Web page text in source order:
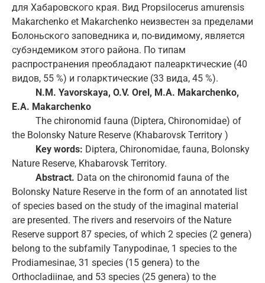
для Хабаровского края. Вид Propsilocerus amurensis
Makarchenko et Makarchenko неизвестен за пределами
Болоньского заповедника и, по-видимому, является
субэндемиком этого района. По типам
распространения преобладают палеарктические (40
видов, 55 %) и голарктические (33 вида, 45 %).
N.M. Yavorskaya, O.V. Orel, M.A. Makarchenko,
E.A. Makarchenko
The chironomid fauna (Diptera, Chironomidae) of
the Bolonsky Nature Reserve (Khabarovsk Territory )
Key words: Diptera, Chironomidae, fauna, Bolonsky
Nature Reserve, Khabarovsk Territory.
Abstract. Data on the chironomid fauna of the
Bolonsky Nature Reserve in the form of an annotated list
of species based on the study of the imaginal material
are presented. The rivers and reservoirs of the Nature
Reserve support 87 species, of which 2 species (2 genera)
belong to the subfamily Tanypodinae, 1 species to the
Prodiamesinae, 31 species (15 genera) to the
Orthocladiinae, and 53 species (25 genera) to the